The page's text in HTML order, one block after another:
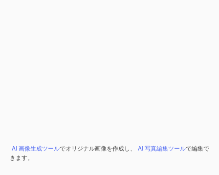
AI 画像生成ツールでオリジナル画像を作成し、 AI 写真編集ツールで編集で
きます。